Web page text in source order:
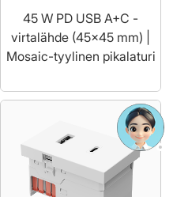
45 W PD USB A+C -
virtalähde (45x45 mm) |
Mosaic-tyylinen pikalaturi